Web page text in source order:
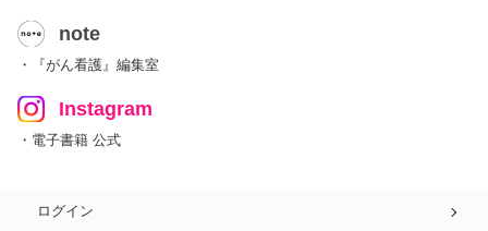
note
・『がん看護』編集室
Instagram
・電子書籍 公式
ログイン